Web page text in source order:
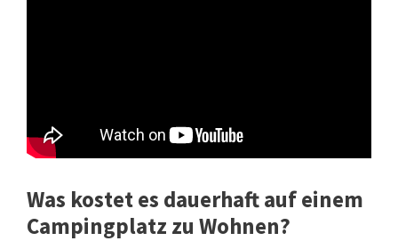
Was kostet es dauerhaft auf einem
Campingplatz zu Wohnen?